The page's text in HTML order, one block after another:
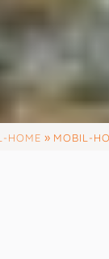
HOME » MOBIL-